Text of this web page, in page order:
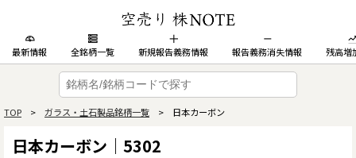
最新情報 全銘柄一覧 新規報告義務情報 報告義務消失情報 残高増
TOP > ガラス・土石製品銘柄一覧 > 日本カーボン
日本カーボン｜5302